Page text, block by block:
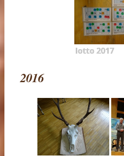
lotto 2017
2016